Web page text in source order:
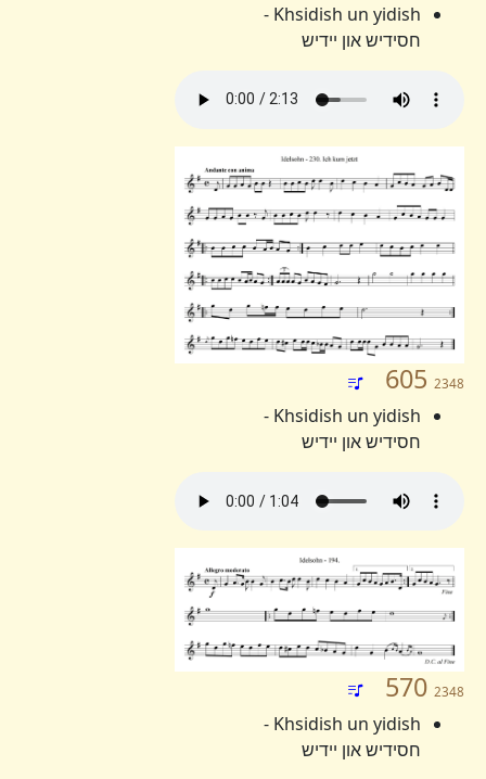
Khsidish un yidish -
חסידיש און יידיש
605 2348
Khsidish un yidish -
חסידיש און יידיש
570 2348
Khsidish un yidish -
חסידיש און יידיש